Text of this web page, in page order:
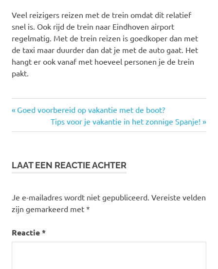
Veel reizigers reizen met de trein omdat dit relatief
snel is. Ook rijd de trein naar Eindhoven airport
regelmatig. Met de trein reizen is goedkoper dan met
de taxi maar duurder dan dat je met de auto gaat. Het
hangt er ook vanaf met hoeveel personen je de trein
pakt.
Bericht
navigatie
Vorige
Goed voorbereid op vakantie met de boot?
Volgende
bericht:
Tips voor je vakantie in het zonnige Spanje!
LAAT EEN REACTIE ACHTER
Je e-mailadres wordt niet gepubliceerd. Vereiste velden
zijn gemarkeerd met *
Reactie*